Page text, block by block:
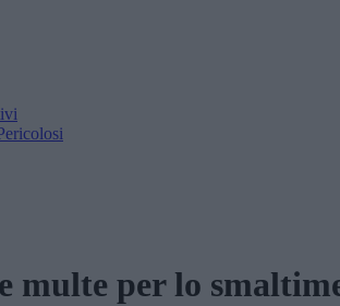
multe per lo